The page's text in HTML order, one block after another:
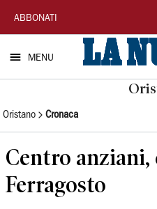
La
Nuova
Sardegna
ABBONATI
MENU
Oristano Cronaca
Centro anziani,
Ferragosto